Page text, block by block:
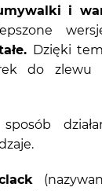
i
Dzięki
do zlewu